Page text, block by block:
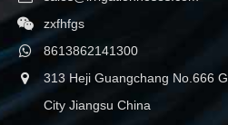
zxfhfgs
8613862141300
313 Heji Guangchang No.666
City Jiangsu China